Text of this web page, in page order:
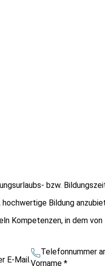
bzw.
Bildung
in dem
E-Mail.
Telefonnummer
Vorname *